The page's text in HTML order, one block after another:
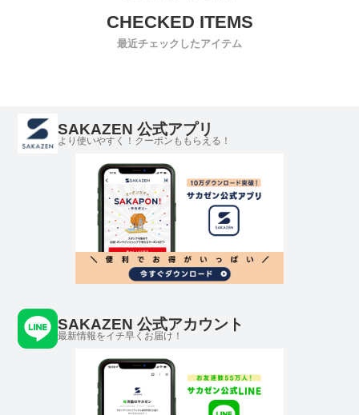
最近チェックしたアイテム
SAKAZEN 公式アプリ
より使いやすく！クーポンももらえる！
SAKAZEN 公式アカウント
最新情報をイチ早くお届け！